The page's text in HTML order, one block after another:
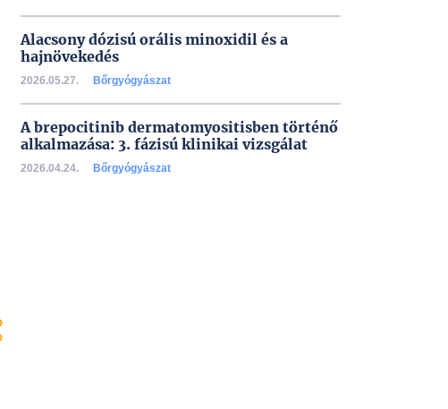
Alacsony dózisú orális minoxidil és a
hajnövekedés
2026.05.27. Bőrgyógyászat
A brepocitinib dermatomyositisben történő
alkalmazása: 3. fázisú klinikai vizsgálat
2026.04.24. Bőrgyógyászat